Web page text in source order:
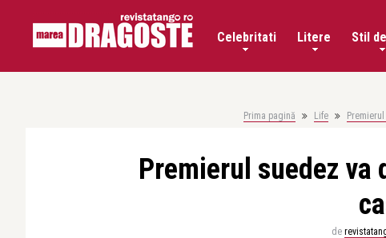
Celebritati Litere Stil
Prima pagină Life
Premierul suedez va
de